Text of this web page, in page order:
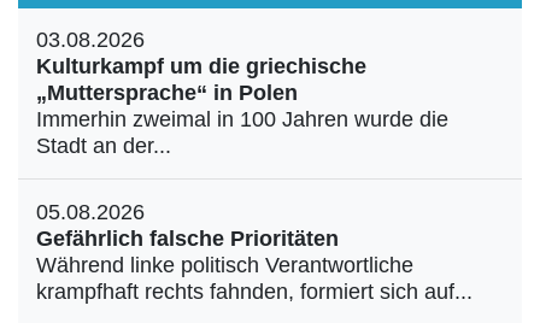
03.08.2026
Kulturkampf um die griechische
„Muttersprache“ in Polen
Immerhin zweimal in 100 Jahren wurde die
Stadt an der...
05.08.2026
Gefährlich falsche Prioritäten
Während linke politisch Verantwortliche
krampfhaft rechts fahnden, formiert sich auf...